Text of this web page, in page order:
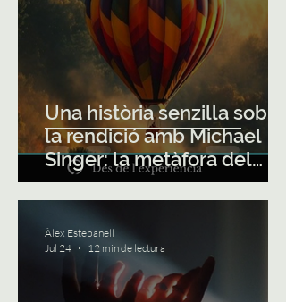
Una història senzilla sobre
la rendició amb Michael
Singer: la metàfora del
globus aerostàtic
Àlex Estebanell
Jul 24
12 min de lectura